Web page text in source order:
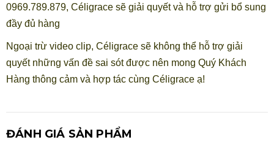
0969.789.879, Céligrace sẽ giải quyết và hỗ trợ gửi bổ sung
đầy đủ hàng
Ngoại trừ video clip, Céligrace sẽ không thể hỗ trợ giải
quyết những vấn đề sai sót được nên mong Quý Khách
Hàng thông cảm và hợp tác cùng Céligrace ạ!
ĐÁNH GIÁ SẢN PHẨM